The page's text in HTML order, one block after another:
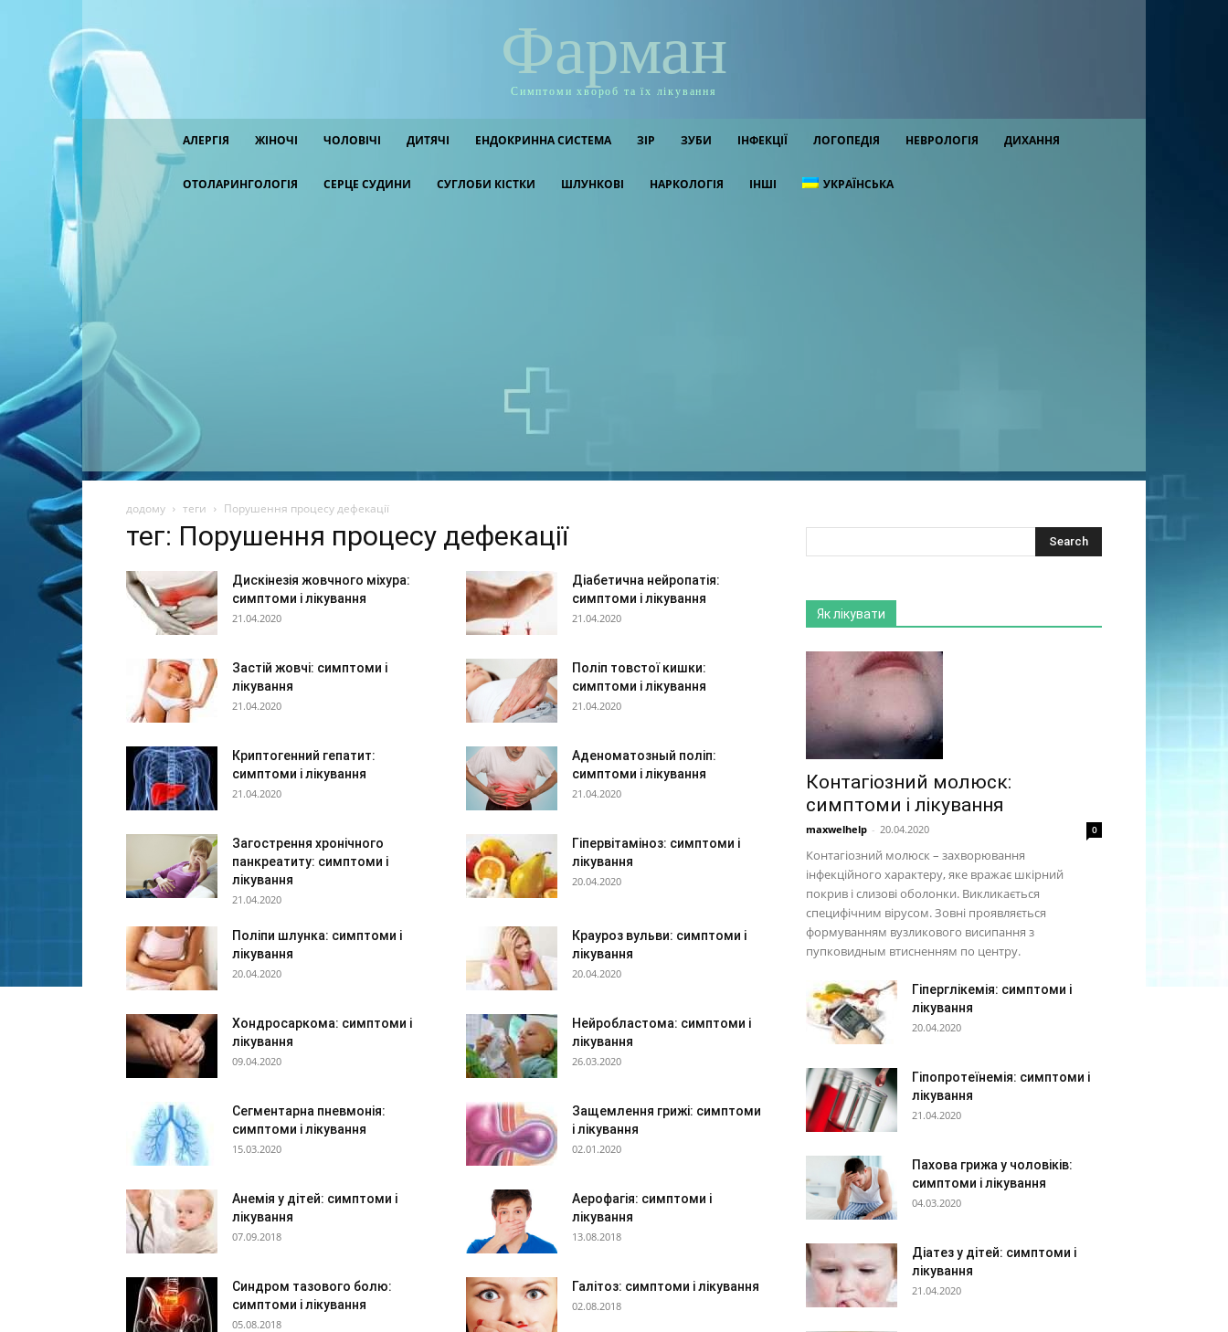
Фарман
Симптоми хвороб та їх лікування
АЛЕРГІЯ ЖІНОЧІ ЧОЛОВІЧІ ДИТЯЧІ ЕНДОКРИННА СИСТЕМА ЗІР ЗУБИ ІНФЕКЦІЇ ЛОГОПЕДІЯ НЕВРОЛОГІЯ ДИХАННЯ
ОТОЛАРИНГОЛОГІЯ СЕРЦЕ СУДИНИ СУГЛОБИ КІСТКИ ШЛУНКОВІ НАРКОЛОГІЯ ІНШІ УКРАЇНСЬКА
додому теги Порушення процесу дефекації
тег: Порушення процесу дефекації
Дискінезія жовчного міхура:
симптоми і лікування
21.04.2020
Діабетична нейропатія:
симптоми і лікування
21.04.2020
Застій жовчі: симптоми і
лікування
21.04.2020
Поліп товстої кишки:
симптоми і лікування
21.04.2020
Криптогенний гепатит:
симптоми і лікування
21.04.2020
Аденоматозный поліп:
симптоми і лікування
21.04.2020
Загострення хронічного
панкреатиту: симптоми і
лікування
21.04.2020
Гіпервітаміноз: симптоми і
лікування
20.04.2020
Поліпи шлунка: симптоми і
лікування
20.04.2020
Крауроз вульви: симптоми і
лікування
20.04.2020
Хондросаркома: симптоми і
лікування
09.04.2020
Нейробластома: симптоми і
лікування
26.03.2020
Сегментарна пневмонія:
симптоми і лікування
15.03.2020
Защемлення грижі: симптоми
і лікування
02.01.2020
Анемія у дітей: симптоми і
лікування
07.09.2018
Аерофагія: симптоми і
лікування
13.08.2018
Синдром тазового болю:
симптоми і лікування
05.08.2018
Галітоз: симптоми і лікування
02.08.2018
Як лікувати
Контагіозний молюск:
симптоми і лікування
maxwelhelp - 20.04.2020 0
Контагіозний молюск – захворювання
інфекційного характеру, яке вражає шкірний
покрив і слизові оболонки. Викликається
специфічним вірусом. Зовні проявляється
формуванням вузликового висипання з
пупковидным втисненням по центру.
Гіперглікемія: симптоми і
лікування
20.04.2020
Гіпопротеїнемія: симптоми і
лікування
21.04.2020
Пахова грижа у чоловіків:
симптоми і лікування
04.03.2020
Діатез у дітей: симптоми і
лікування
21.04.2020